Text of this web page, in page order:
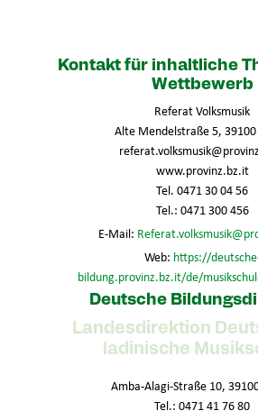
Kontakt für inhaltliche
Wettbewerb
Referat Volksmusik
Alte Mendelstraße 5, 39100
www.provinz.bz.it
Tel. 0471 30 04 56
Tel.: 0471 300 456
E-Mail:
Web: https://
bildung.provinz.bz.it/de/
Deutsche
Landesdirektion
ladinische
Amba-Alagi-Straße 10,
Tel.: 0471 41 76 80